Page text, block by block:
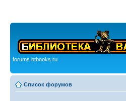
forums.btbooks.ru
Список форумов